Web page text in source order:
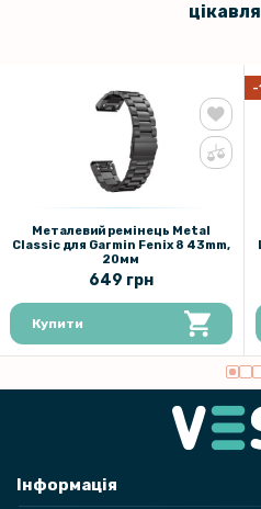
Металевий ремінець Metal
Classic для Garmin Fenix 8 43mm,
20мм
649 грн
Купити
-
Інформація